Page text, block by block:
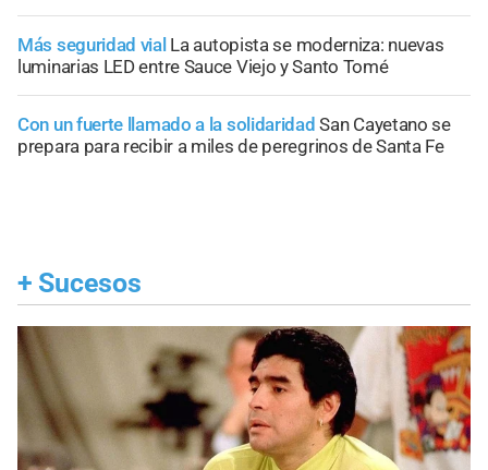
Más seguridad vial La autopista se moderniza: nuevas
luminarias LED entre Sauce Viejo y Santo Tomé
Con un fuerte llamado a la solidaridad San Cayetano se
prepara para recibir a miles de peregrinos de Santa Fe
+ Sucesos